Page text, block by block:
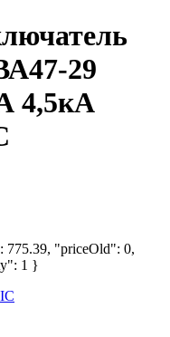
29
4,5кА
"priceOld": 0,
1 }